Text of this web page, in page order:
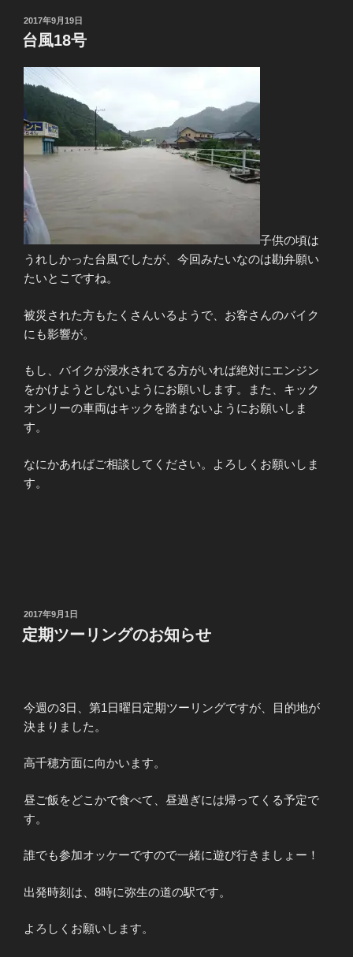
投
稿
日:
2017年9月19日
台風18号
子供の頃は
うれしかった台風でしたが、今回みたいなのは勘弁願い
たいとこですね。
被災された方もたくさんいるようで、お客さんのバイク
にも影響が。
もし、バイクが浸水されてる方がいれば絶対にエンジン
をかけようとしないようにお願いします。また、キック
オンリーの車両はキックを踏まないようにお願いしま
す。
なにかあればご相談してください。よろしくお願いしま
す。
投
稿
日:
2017年9月1日
定期ツーリングのお知らせ
今週の3日、第1日曜日定期ツーリングですが、目的地が
決まりました。
高千穂方面に向かいます。
昼ご飯をどこかで食べて、昼過ぎには帰ってくる予定で
す。
誰でも参加オッケーですので一緒に遊び行きましょー！
出発時刻は、8時に弥生の道の駅です。
よろしくお願いします。